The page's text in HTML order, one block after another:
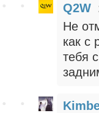
Q2W
Не
как с
тебя